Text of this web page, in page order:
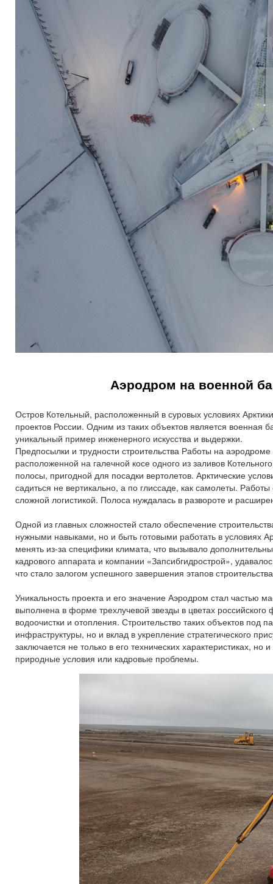
Аэродром на военной
Остров Котельный, расположенный в суровых условиях
проектов России. Одним из таких объектов является военная
уникальный пример инженерного искусства и выдержки.
Предпосылки и трудности строительства Работы на
расположенной на галечной косе одного из заливов
полосы, пригодной для посадки вертолетов. Арктические
садиться не вертикально, а по глиссаде, как самолеты.
сложной логистикой. Полоса нуждалась в развороте и
Одной из главных сложностей стало обеспечение
нужными навыками, но и быть готовыми работать в условиях
менять из-за специфики климата, что вызывало
кадрового аппарата и компании «Запсибгидрострой»,
что стало залогом успешного завершения этапов
Уникальность проекта и его значение Аэродром стал частью
выполнена в форме трехлучевой звезды в цветах
водоочистки и отопления. Строительство таких объектов
инфраструктуры, но и вклад в укрепление стратегического
заключается не только в его технических характеристиках,
природные условия или кадровые проблемы.